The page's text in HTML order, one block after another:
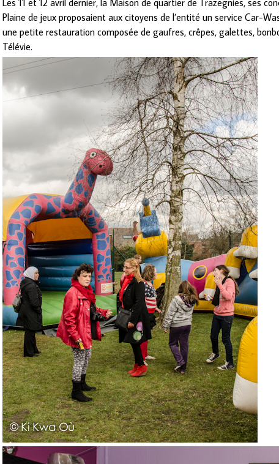
Les 11 et 12 avril dernier, la Maison de quartier de Trazegnies, ses
Plaine de jeux proposaient aux citoyens de l’entité un service Car-
une petite restauration composée de gaufres, crêpes, galettes,
Télévie.